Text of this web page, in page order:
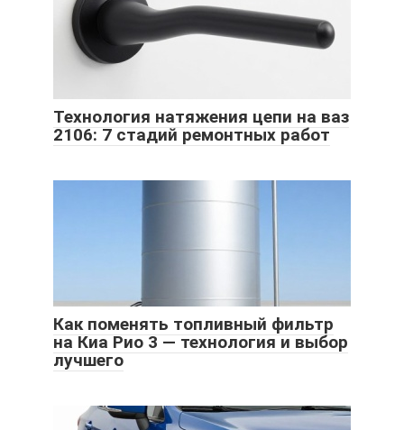
Технология натяжения цепи на ваз
2106: 7 стадий ремонтных работ
Как поменять топливный фильтр
на Киа Рио 3 — технология и выбор
лучшего